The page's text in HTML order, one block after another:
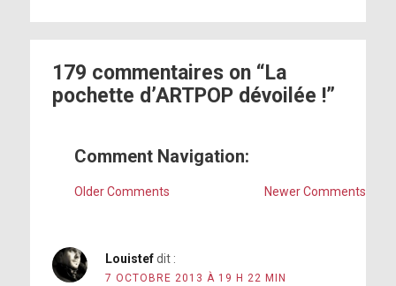
179 commentaires on “La
pochette d’ARTPOP dévoilée !”
Comment Navigation:
Older Comments Newer Comments
Louistef dit :
7 OCTOBRE 2013 À 19 H 22 MIN